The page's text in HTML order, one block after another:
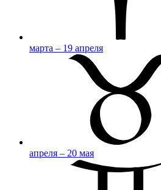
марта – 19 апреля
апреля – 20 мая